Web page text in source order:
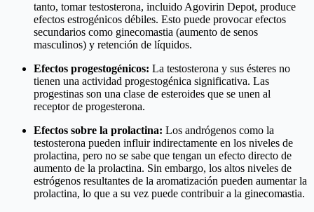
tanto, tomar testosterona, incluido Agovirin Depot, produce
efectos estrogénicos débiles. Esto puede provocar efectos
secundarios como ginecomastia (aumento de senos
masculinos) y retención de líquidos.
Efectos progestogénicos: La testosterona y sus ésteres no
tienen una actividad progestogénica significativa. Las
progestinas son una clase de esteroides que se unen al
receptor de progesterona.
Efectos sobre la prolactina: Los andrógenos como la
testosterona pueden influir indirectamente en los niveles de
prolactina, pero no se sabe que tengan un efecto directo de
aumento de la prolactina. Sin embargo, los altos niveles de
estrógenos resultantes de la aromatización pueden aumentar la
prolactina, lo que a su vez puede contribuir a la ginecomastia.